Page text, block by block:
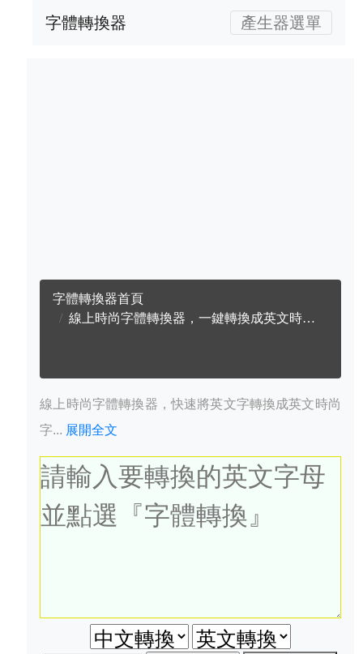
字體轉換器 產生器選單
字體轉換器首頁
線上時尚字體轉換器，一鍵轉換成英文時尚字體
線上時尚字體轉換器，快速將英文字轉換成英文時尚
字... 展開全文